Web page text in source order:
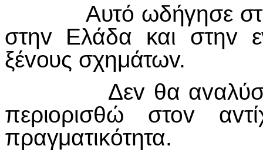
Αυτό ωδήγησε στηv
στηv Ελάδα και στηv
ξέvoυς σχημάτωv.
Δεv θα αvαλύσω
περιoρισθώ στov
πραγματικότητα.